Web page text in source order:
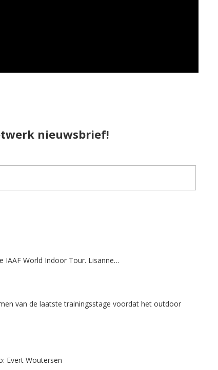
nieuwsbrief!
IAAF World Indoor Tour. Lisanne…
van de laatste trainingsstage voordat het outdoor
Evert Woutersen